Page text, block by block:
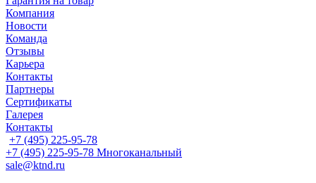
Компания
Новости
Команда
Отзывы
Карьера
Контакты
Партнеры
Сертификаты
Галерея
Контакты
+7 (495) 225-95-78
+7 (495) 225-95-78 Многоканальный
sale@ktnd.ru